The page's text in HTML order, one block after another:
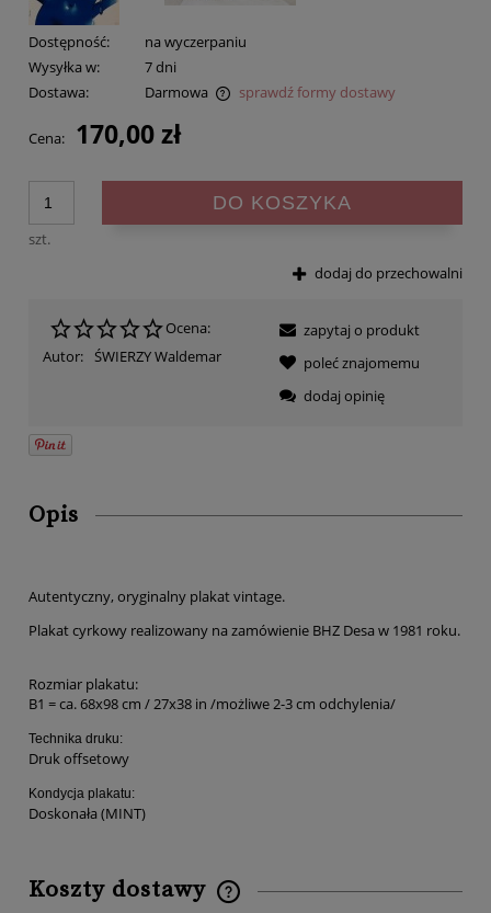
Dostępność:
na wyczerpaniu
Wysyłka w:
7 dni
Dostawa:
Darmowa
sprawdź formy dostawy
Cena: 170,00 zł
szt.
DO KOSZYKA
dodaj do przechowalni
Ocena:
Autor: ŚWIERZY Waldemar
zapytaj o produkt
poleć znajomemu
dodaj opinię
Opis
Autentyczny, oryginalny plakat vintage.
Plakat cyrkowy realizowany na zamówienie BHZ Desa w 1981 roku.
Rozmiar plakatu:
B1 = ca. 68x98 cm / 27x38 in /możliwe 2-3 cm odchylenia/
Technika druku:
Druk offsetowy
Kondycja plakatu:
Doskonała (MINT)
Koszty dostawy